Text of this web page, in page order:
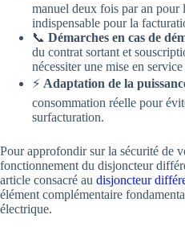
manuel deux fois par an pour
indispensable pour la
📞 Démarches en cas de
du contrat sortant et
nécessiter une mise en
⚡ Adaptation de la
consommation réelle pour
surfacturation.
Pour approfondir sur la sécurité de
fonctionnement du disjoncteur
article consacré au disjoncteur
élément complémentaire
électrique.